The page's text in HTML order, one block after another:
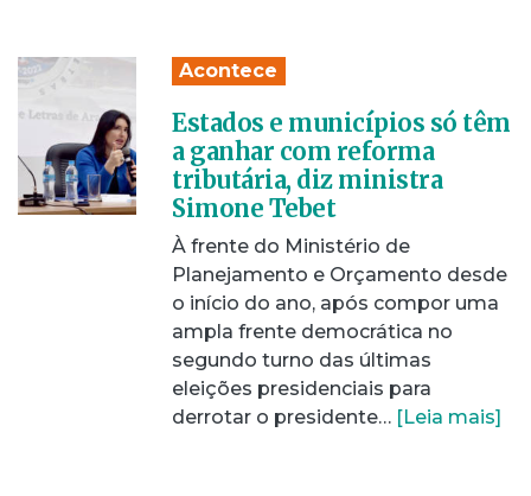
Acontece
Estados e municípios só têm
a ganhar com reforma
tributária, diz ministra
Simone Tebet
À frente do Ministério de
Planejamento e Orçamento desde
o início do ano, após compor uma
ampla frente democrática no
segundo turno das últimas
eleições presidenciais para
derrotar o presidente… [Leia mais]